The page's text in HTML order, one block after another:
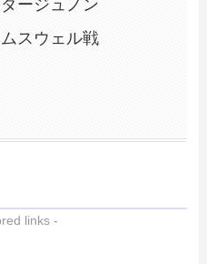
ージュノン
スウェル戦
links -